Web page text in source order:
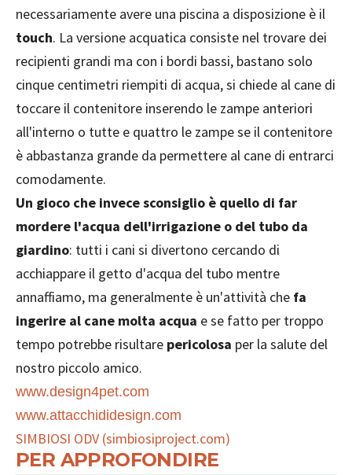
necessariamente avere una piscina a disposizione è il
touch. La versione acquatica consiste nel trovare dei
recipienti grandi ma con i bordi bassi, bastano solo
cinque centimetri riempiti di acqua, si chiede al cane di
toccare il contenitore inserendo le zampe anteriori
all'interno o tutte e quattro le zampe se il contenitore
è abbastanza grande da permettere al cane di entrarci
comodamente.
Un gioco che invece sconsiglio è quello di far
mordere l'acqua dell'irrigazione o del tubo da
giardino: tutti i cani si divertono cercando di
acchiappare il getto d'acqua del tubo mentre
annaffiamo, ma generalmente è un'attività che fa
ingerire al cane molta acqua e se fatto per troppo
tempo potrebbe risultare pericolosa per la salute del
nostro piccolo amico.
www.design4pet.com
www.attacchididesign.com
SIMBIOSI ODV (simbiosiproject.com)
PER APPROFONDIRE